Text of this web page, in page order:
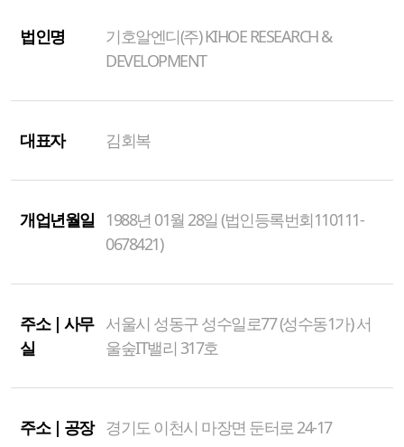
법인명
기호알엔디(주) KIHOE RESEARCH &
DEVELOPMENT
대표자 김회복
개업년월일
1988년 01월 28일 (법인등록번회110111-
0678421)
주소 | 사무
실
서울시 성동구 성수일로77 (성수동1가) 서
울숲IT밸리 317호
주소 | 공장 경기도 이천시 마장면 둔터로 24-17